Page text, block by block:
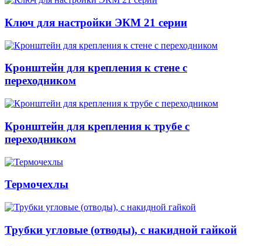
Ключ для настройки ЭКМ 21 серии
Кронштейн для крепления к стене с
переходником
Кронштейн для крепления к трубе с
переходником
Термочехлы
Трубки угловые (отводы), с накидной гайкой